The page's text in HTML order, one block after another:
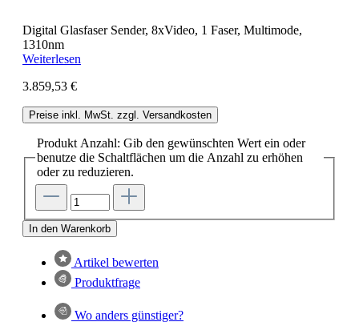
Digital Glasfaser Sender, 8xVideo, 1 Faser, Multimode,
1310nm
Weiterlesen
3.859,53 €
Preise inkl. MwSt. zzgl. Versandkosten
Produkt Anzahl: Gib den gewünschten Wert ein oder
benutze die Schaltflächen um die Anzahl zu erhöhen
oder zu reduzieren.
In den Warenkorb
Artikel bewerten
Produktfrage
Wo anders günstiger?